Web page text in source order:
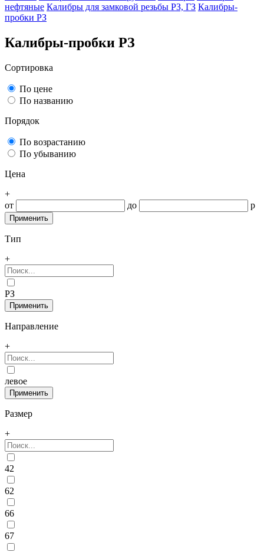
нефтяные Калибры для замковой резьбы PЗ, ГЗ Калибры-
пробки PЗ
Калибры-пробки PЗ
Сортировка
По цене
По названию
Порядок
По возрастанию
По убыванию
Цена
+
от
до р
Тип
+
РЗ
Направление
+
левое
Размер
+
42
62
66
67